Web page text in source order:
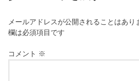
メールアドレスが公開されることはあり
欄は必須項目です
コメント ※